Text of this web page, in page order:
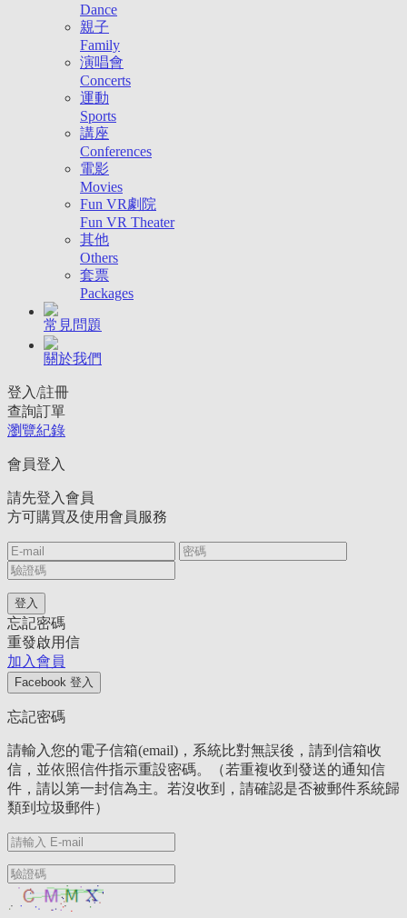
Dance
親子
Family
演唱會
Concerts
運動
Sports
講座
Conferences
電影
Movies
Fun VR劇院
Fun VR Theater
其他
Others
套票
Packages
常見問題
關於我們
登入/註冊
查詢訂單
瀏覽紀錄
會員登入
請先登入會員
方可購買及使用會員服務
忘記密碼
重發啟用信
加入會員
忘記密碼
請輸入您的電子信箱(email)，系統比對無誤後，請到信箱收
信，並依照信件指示重設密碼。（若重複收到發送的通知信
件，請以第一封信為主。若沒收到，請確認是否被郵件系統歸
類到垃圾郵件）